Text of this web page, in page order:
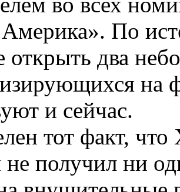
По
открыть два
на
и сейчас.
тот факт,
не получил ни